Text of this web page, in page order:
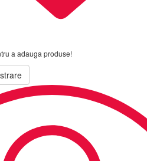
a adauga produse!